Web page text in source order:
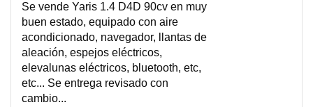
Se vende Yaris 1.4 D4D 90cv en muy
buen estado, equipado con aire
acondicionado, navegador, llantas de
aleación, espejos eléctricos,
elevalunas eléctricos, bluetooth, etc,
etc... Se entrega revisado con
cambio...